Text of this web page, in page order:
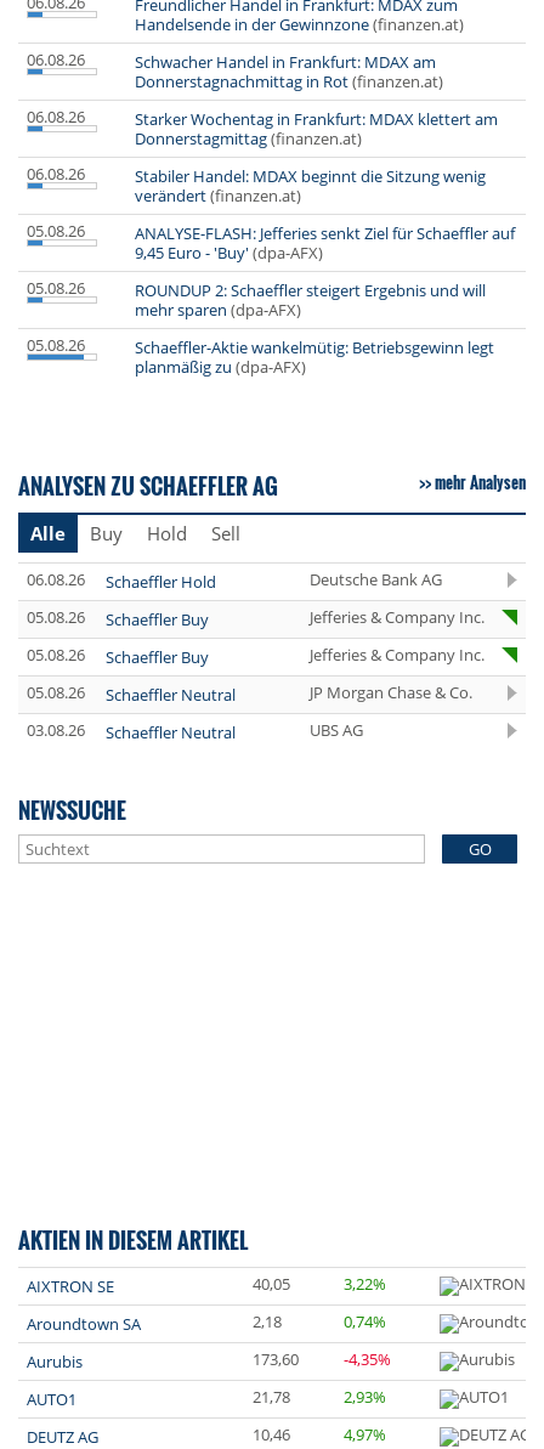
Freundlicher Handel in Frankfurt: MDAX zum
Handelsende in der Gewinnzone(finanzen.at)
06.08.26
Schwacher Handel in Frankfurt: MDAX am
Donnerstagnachmittag in Rot(finanzen.at)
06.08.26
Starker Wochentag in Frankfurt: MDAX klettert am
Donnerstagmittag(finanzen.at)
06.08.26
Stabiler Handel: MDAX beginnt die Sitzung wenig
verändert(finanzen.at)
05.08.26
ANALYSE-FLASH: Jefferies senkt Ziel für Schaeffler auf
9,45 Euro - 'Buy' (dpa-AFX)
05.08.26
ROUNDUP 2: Schaeffler steigert Ergebnis und will
mehr sparen (dpa-AFX)
05.08.26
Schaeffler-Aktie wankelmütig: Betriebsgewinn legt
planmäßig zu (dpa-AFX)
ANALYSEN ZU SCHAEFFLER AG mehr Analysen
Alle Buy Hold Sell
06.08.26 Schaeffler Hold
Deutsche Bank AG
05.08.26
Schaeffler Buy
Jefferies & Company Inc.
05.08.26
Schaeffler Buy
Jefferies & Company Inc.
05.08.26
Schaeffler Neutral
JP Morgan Chase & Co.
03.08.26
Schaeffler Neutral UBS AG
NEWSSUCHE
GO
AKTIEN IN DIESEM ARTIKEL
AIXTRON SE 40,05
3,22%
Aroundtown SA
2,18
0,74%
Aurubis
173,60
-4,35%
AUTO1
21,78
2,93%
DEUTZ AG
10,46
4,97%